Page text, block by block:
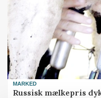
MARKED
Russisk mælkepris